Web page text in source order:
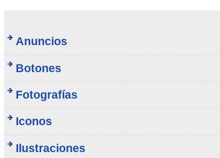
Anuncios
Botones
Fotografías
Iconos
Ilustraciones